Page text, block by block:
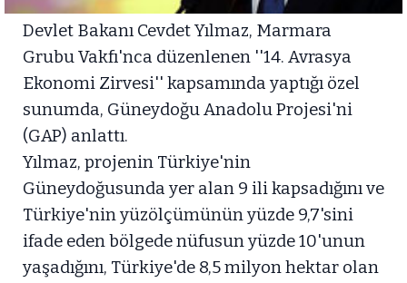
Devlet Bakanı Cevdet Yılmaz, Marmara
Grubu Vakfı'nca düzenlenen ''14. Avrasya
Ekonomi Zirvesi'' kapsamında yaptığı özel
sunumda, Güneydoğu Anadolu Projesi'ni
(GAP) anlattı.
Yılmaz, projenin Türkiye'nin
Güneydoğusunda yer alan 9 ili kapsadığını ve
Türkiye'nin yüzölçümünün yüzde 9,7'sini
ifade eden bölgede nüfusun yüzde 10'unun
yaşadığını, Türkiye'de 8,5 milyon hektar olan